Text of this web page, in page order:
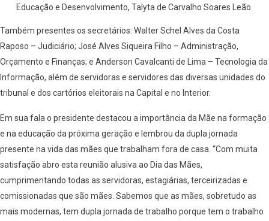
Educação e Desenvolvimento, Talyta de Carvalho Soares Leão.
Também presentes os secretários: Walter Schel Alves da Costa
Raposo – Judiciário; José Alves Siqueira Filho – Administração,
Orçamento e Finanças; e Anderson Cavalcanti de Lima – Tecnologia da
Informação, além de servidoras e servidores das diversas unidades do
tribunal e dos cartórios eleitorais na Capital e no Interior.
Em sua fala o presidente destacou a importância da Mãe na formação
e na educação da próxima geração e lembrou da dupla jornada
presente na vida das mães que trabalham fora de casa. “Com muita
satisfação abro esta reunião alusiva ao Dia das Mães,
cumprimentando todas as servidoras, estagiárias, terceirizadas e
comissionadas que são mães. Sabemos que as mães, sobretudo as
mais modernas, tem dupla jornada de trabalho porque tem o trabalho